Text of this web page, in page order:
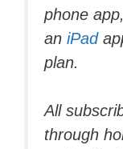
phone
an iPad
plan.
All
through